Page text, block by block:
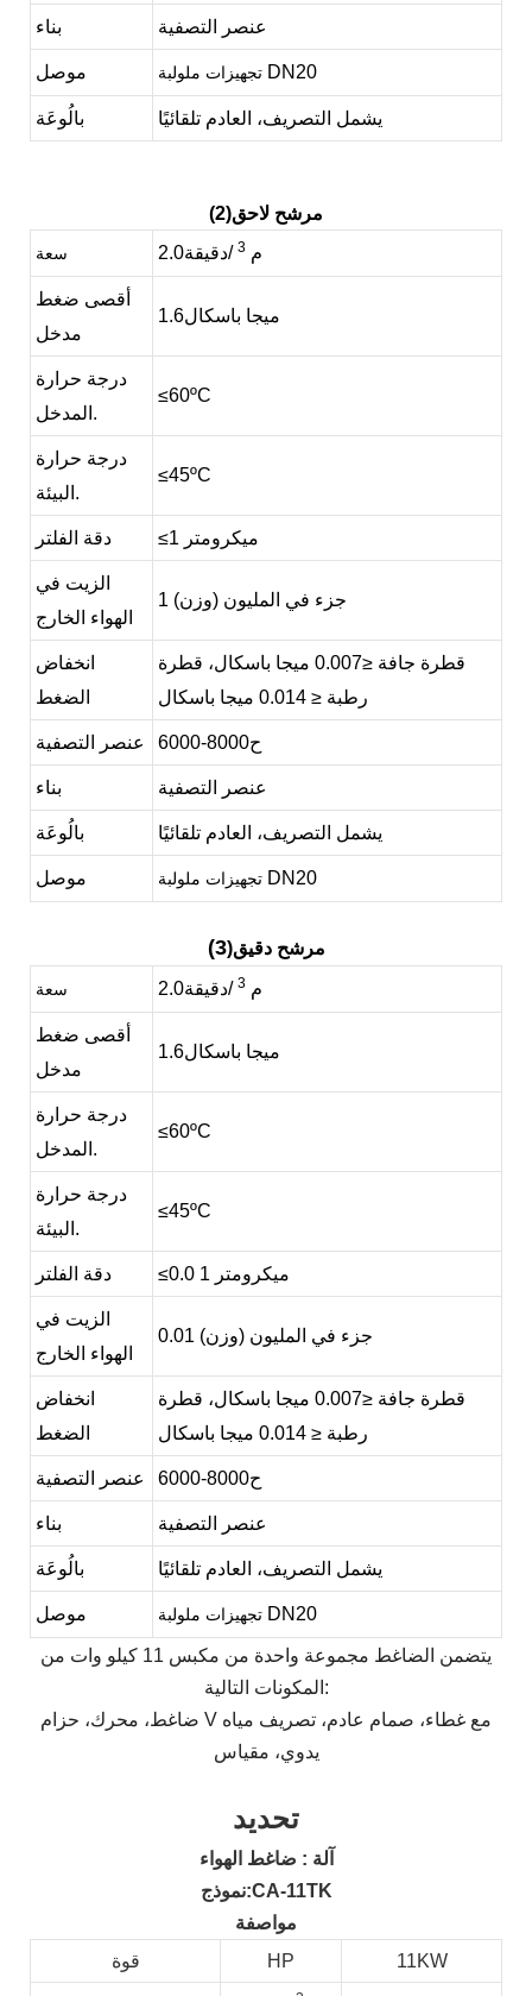
بناء عنصر التصفية
موصل تجهيزات ملولبة DN20
بالُوعَة يشمل التصريف، العادم تلقائيًا
(2)مرشح لاحق
سعة 2.0 م 3 /دقيقة
أقصى ضغط
مدخل
1.6ميجا باسكال
درجة حرارة
المدخل.
≤60ºC
درجة حرارة
البيئة.
≤45ºC
دقة الفلتر ≤1 ميكرومتر
الزيت في
الهواء الخارج
1 جزء في المليون (وزن)
انخفاض
الضغط
قطرة جافة ≤0.007 ميجا باسكال،
قطرة
رطبة ≤ 0.014 ميجا باسكال
عنصر التصفية 6000-8000ح
بناء عنصر التصفية
بالُوعَة يشمل التصريف، العادم تلقائيًا
موصل تجهيزات ملولبة DN20
(3 )مرشح دقيق
سعة 2.0 م 3 /دقيقة
أقصى ضغط
مدخل
1.6ميجا باسكال
درجة حرارة
المدخل.
≤60ºC
درجة حرارة
البيئة.
≤45ºC
دقة الفلتر ≤0.0 1 ميكرومتر
الزيت في
الهواء الخارج
0.0 1 جزء في المليون (وزن)
انخفاض
الضغط
قطرة جافة ≤0.007 ميجا باسكال،
قطرة
رطبة ≤ 0.014 ميجا باسكال
عنصر التصفية 6000-8000ح
بناء عنصر التصفية
بالُوعَة يشمل التصريف، العادم تلقائيًا
موصل تجهيزات ملولبة DN20
يتضمن الضاغط مجموعة واحدة من مكبس 11 كيلو وات من
المكونات التالية:
ضاغط، محرك، حزام V مع غطاء، صمام عادم، تصريف مياه
يدوي، مقياس
تحديد
آلة : ضاغط الهواء
نموذج:CA-11TK
مواصفة
قوة
HP 11KW